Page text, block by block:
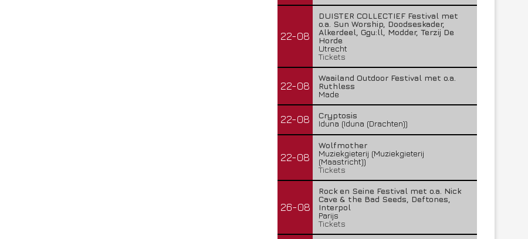
22-08
DUISTER COLLECTIEF Festival met
o.a. Sun Worship, Doodseskader,
Alkerdeel, Ggu:ll, Modder, Terzij De
Horde
Utrecht
Tickets
22-08
Waailand Outdoor Festival met o.a.
Ruthless
Made
22-08
Cryptosis
Iduna (Iduna (Drachten))
22-08
Wolfmother
Muziekgieterij (Muziekgieterij
(Maastricht))
Tickets
26-08
Rock en Seine Festival met o.a. Nick
Cave & the Bad Seeds, Deftones,
Interpol
Parijs
Tickets